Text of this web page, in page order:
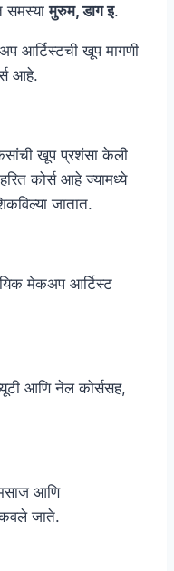
समस्यामुरुम, डाग इ.
आर्टिस्टची खूप मागणी
आहे.
खूप प्रशंसा केली
कोर्स आहे ज्यामध्ये
जातात.
मेकअप आर्टिस्ट
आणि नेल कोर्ससह,
आणि
जाते.